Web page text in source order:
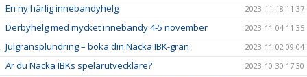
En ny härlig innebandyhelg 2023-11-18 11:37
Derbyhelg med mycket innebandy 4-5 november 2023-11-04 11:35
Julgransplundring – boka din Nacka IBK-gran 2023-11-02 09:04
Är du Nacka IBKs spelarutvecklare? 2023-10-30 17:30